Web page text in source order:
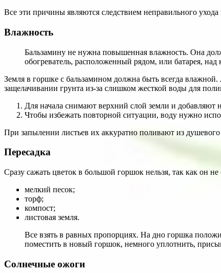
Все эти причины являются следствием неправильного
Влажность
Бальзамину не нужна повышенная влажность. Она
обогреватель, расположенный рядом, или батарея, над
Земля в горшке с бальзамином должна быть всегда
защелачивании грунта из-за слишком жесткой воды для
Для начала снимают верхний слой земли и добавляют
Чтобы избежать повторной ситуации, воду нужно
При запылении листьев их аккуратно поливают из
Пересадка
Сразу сажать цветок в большой горшок нельзя, так как он
мелкий песок;
торф;
компост;
листовая земля.
Все взять в равных пропорциях. На дно горшка
поместить в новый горшок, немного уплотнить,
Солнечные ожоги